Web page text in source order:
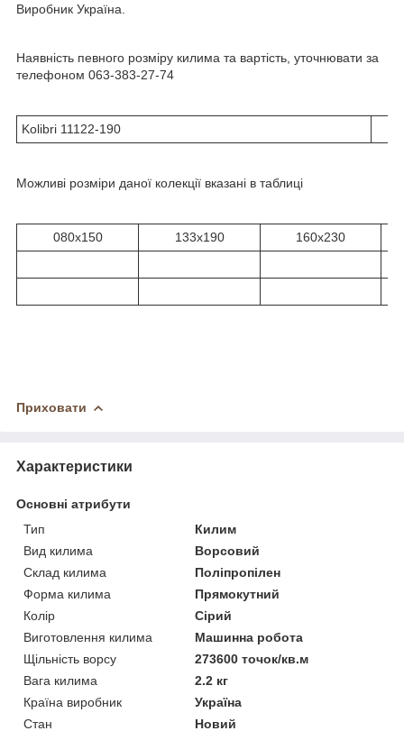
Виробник Україна.
Наявність певного розміру килима та вартість, уточнювати за
телефоном 063-383-27-74
Kolibri 11122-190
Можливі розміри даної колекції вказані в таблиці
080x150 133х190 160х230
Приховати
Характеристики
Основні атрибути
Тип
Килим
Вид килима
Ворсовий
Склад килима
Поліпропілен
Форма килима
Прямокутний
Колір
Сірий
Виготовлення килима
Машинна робота
Щільність ворсу
273600 точок/кв.м
Вага килима
2.2 кг
Країна виробник
Україна
Стан
Новий